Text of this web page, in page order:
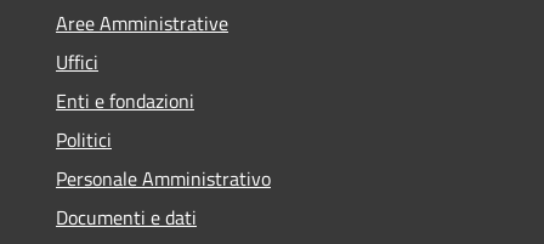
Aree Amministrative
Uffici
Enti e fondazioni
Politici
Personale Amministrativo
Documenti e dati